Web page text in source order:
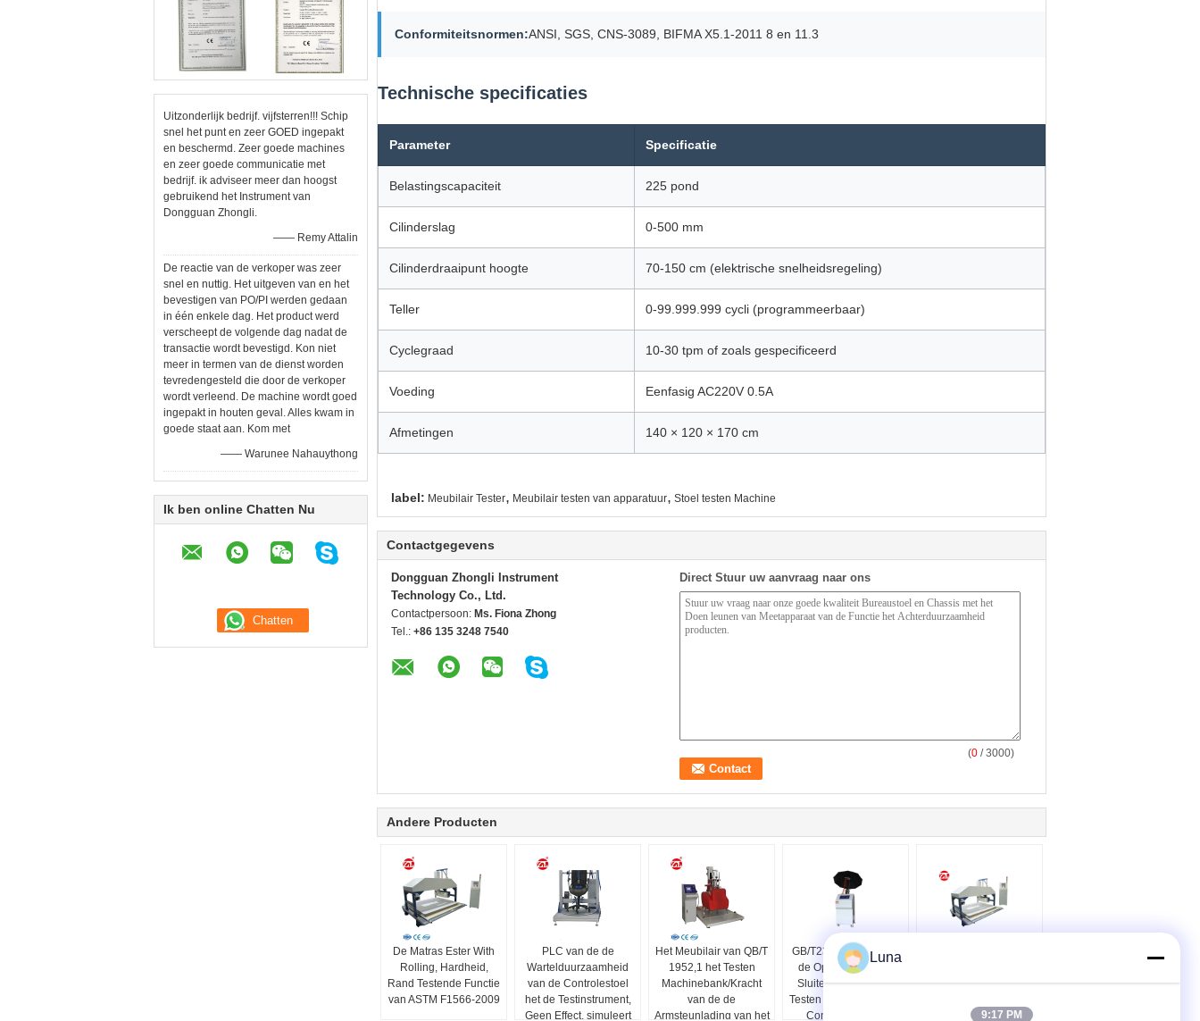
Uitzonderlijk bedrijf. vijfsterren!!! Schip
snel het punt en zeer GOED ingepakt
en beschermd. Zeer goede machines
en zeer goede communicatie met
bedrijf. ik adviseer meer dan hoogst
gebruikend het Instrument van
Dongguan Zhongli.
—— Remy Attalin
De reactie van de verkoper was zeer
snel en nuttig. Het uitgeven van en het
bevestigen van PO/PI werden gedaan
in één enkele dag. Het product werd
verscheept de volgende dag nadat de
transactie wordt bevestigd. Kon niet
meer in termen van de dienst worden
tevredengesteld die door de verkoper
wordt verleend. De machine wordt goed
ingepakt in houten geval. Alles kwam in
goede staat aan. Kom met
—— Warunee Nahauythong
Ik ben online Chatten Nu
Conformiteitsnormen:ANSI, SGS, CNS-3089, BIFMA X5.1-2011 8 en 11.3
Technische specificaties
Parameter Specificatie
Belastingscapaciteit 225 pond
Cilinderslag 0-500 mm
Cilinderdraaipunt hoogte 70-150 cm (elektrische snelheidsregeling)
Teller 0-99.999.999 cycli (programmeerbaar)
Cyclegraad 10-30 tpm of zoals gespecificeerd
Voeding Eenfasig AC220V 0.5A
Afmetingen 140 × 120 × 170 cm
label: Meubilair Tester, Meubilair testen van apparatuur, Stoel testen Machine
Contactgegevens
Dongguan Zhongli Instrument
Technology Co., Ltd.
Contactpersoon: Ms. Fiona Zhong
Tel.: +86 135 3248 7540
Direct Stuur uw aanvraag naar ons
(0 / 3000)
Andere Producten
De Matras Ester With
Rolling, Hardheid,
Rand Testende Functie
van ASTM F1566-2009
PLC van de de
Wartelduurzaamheid
van de Controlestoel
het de Testinstrument,
Geen Effect, simuleert
Het Meubilair van QB/T
1952,1 het Testen
Machinebank/Kracht
van de de
Armsteunlading van het
GB/T23147-2008 PLC
de Openings en het
Sluitende Leven het
Testen Machine van de
Controleparaplu
Controlematras Drie
Machine
Luna
9:17 PM